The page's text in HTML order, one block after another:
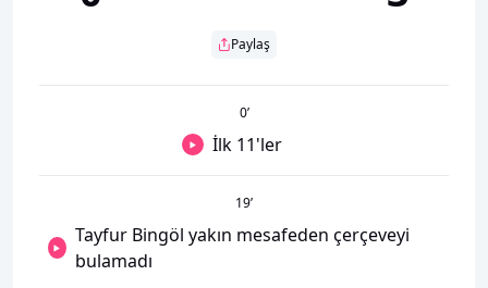
Paylaş
0’
İlk 11'ler
19’
Tayfur Bingöl yakın mesafeden çerçeveyi
bulamadı